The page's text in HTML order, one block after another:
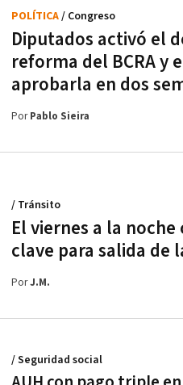
Diputados activó el
reforma del BCRA y
aprobarla en dos
POLÍTICA/ Congreso
PorPablo Sieira
El viernes a la
clave para salida de
/ Tránsito
PorJ.M.
/ Seguridad social